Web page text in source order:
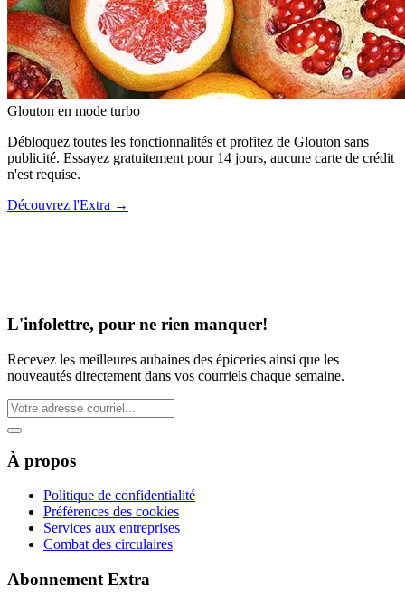
Glouton en mode turbo
Débloquez toutes les fonctionnalités et profitez de Glouton sans
publicité. Essayez gratuitement pour 14 jours, aucune carte de crédit
n'est requise.
Découvrez l'Extra →
L'infolettre, pour ne rien manquer!
Recevez les meilleures aubaines des épiceries ainsi que les
nouveautés directement dans vos courriels chaque semaine.
À propos
Politique de confidentialité
Préférences des cookies
Services aux entreprises
Combat des circulaires
Abonnement Extra